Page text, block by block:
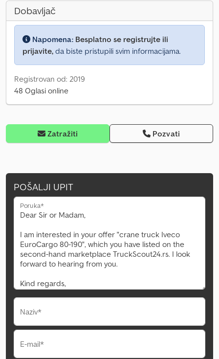
Dobavljač
Napomena: Besplatno se registrujte ili
prijavite, da biste pristupili svim informacijama.
Registrovan od: 2019
48 Oglasi online
Zatražiti Pozvati
POŠALJI UPIT
Poruka*
Naziv*
E-mail*